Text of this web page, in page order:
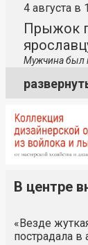
4 августа в
Прыжок
Мужчина был
В центре
«Везде
пострадала в